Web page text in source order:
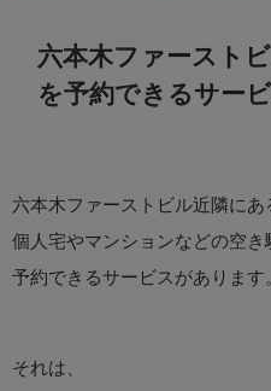
六本木ファースト
を予約できるサー
六本木ファーストビル近隣にあ
個人宅やマンションなどの空き
予約できるサービスがあります
それは、